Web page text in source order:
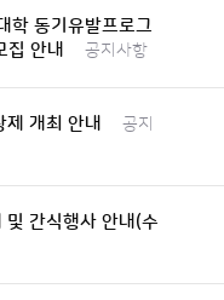
학 동기유발프로그
집 안내
공지사항
개최 안내
공지
간식행사 안내(수